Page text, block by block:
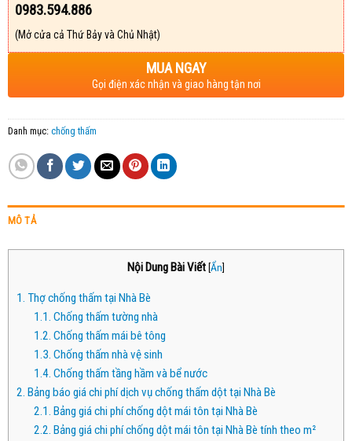
0983.594.886
(Mở cửa cả Thứ Bảy và Chủ Nhật)
MUA NGAY
Gọi điện xác nhận và giao hàng tận nơi
Danh mục: chống thấm
MÔ TẢ
Nội Dung Bài Viết [Ẩn]
1. Thợ chống thấm tại Nhà Bè
1.1. Chống thấm tường nhà
1.2. Chống thấm mái bê tông
1.3. Chống thấm nhà vệ sinh
1.4. Chống thấm tầng hầm và bể nước
2. Bảng báo giá chi phí dịch vụ chống thấm dột tại Nhà Bè
2.1. Bảng giá chi phí chống dột mái tôn tại Nhà Bè
2.2. Bảng giá chi phí chống dột mái tôn tại Nhà Bè tính theo m²